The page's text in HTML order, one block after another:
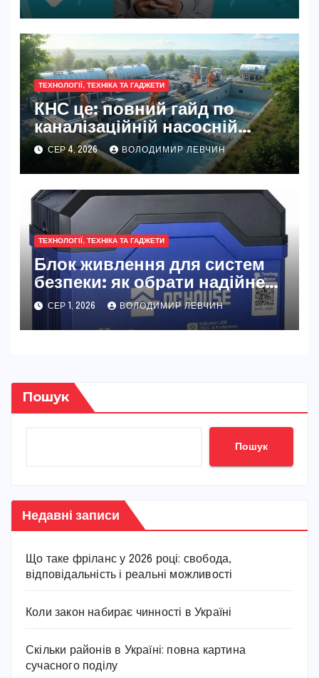
ТЕХНОЛОГІЇ, ТЕХНІКА ТА ГАДЖЕТИ
КНС це: повний гайд по
каналізаційній насосній
станції
СЕР 4, 2026 ВОЛОДИМИР ЛЕВЧИН
ТЕХНОЛОГІЇ, ТЕХНІКА ТА ГАДЖЕТИ
Блок живлення для систем
безпеки: як обрати надійне
джерело живлення
СЕР 1, 2026 ВОЛОДИМИР ЛЕВЧИН
Пошук
Пошук
Недавні записи
Що таке фріланс у 2026 році: свобода,
відповідальність і реальні можливості
Коли закон набирає чинності в Україні
Скільки районів в Україні: повна картина
сучасного поділу